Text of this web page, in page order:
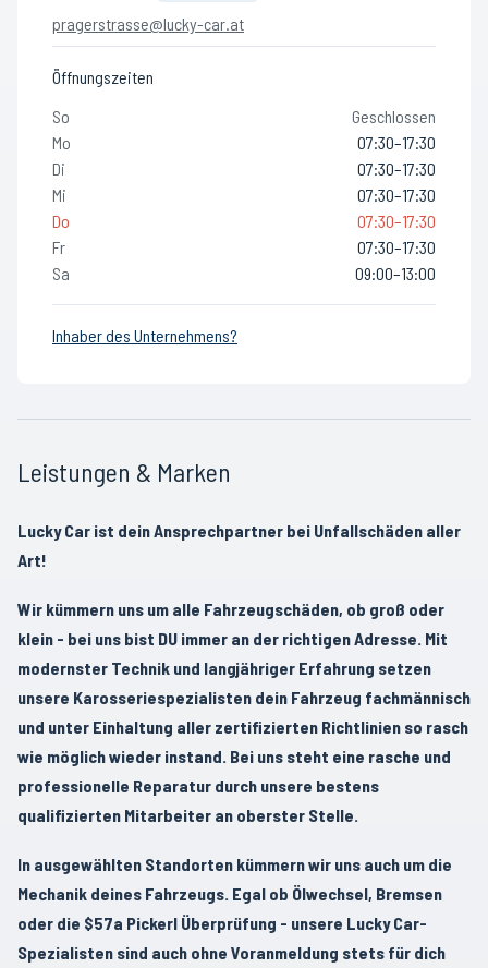
pragerstrasse@lucky-car.at
Öffnungszeiten
So
Geschlossen
Mo
07:30–17:30
Di
07:30–17:30
Mi
07:30–17:30
Do
07:30–17:30
Fr
07:30–17:30
Sa
09:00–13:00
Inhaber des Unternehmens?
Leistungen & Marken
Lucky Car ist dein Ansprechpartner bei Unfallschäden aller
Art!
Wir kümmern uns um alle Fahrzeugschäden, ob groß oder
klein - bei uns bist DU immer an der richtigen Adresse. Mit
modernster Technik und langjähriger Erfahrung setzen
unsere Karosseriespezialisten dein Fahrzeug fachmännisch
und unter Einhaltung aller zertifizierten Richtlinien so rasch
wie möglich wieder instand. Bei uns steht eine rasche und
professionelle Reparatur durch unsere bestens
qualifizierten Mitarbeiter an oberster Stelle.
In ausgewählten Standorten kümmern wir uns auch um die
Mechanik deines Fahrzeugs. Egal ob Ölwechsel, Bremsen
oder die $57a Pickerl Überprüfung - unsere Lucky Car-
Spezialisten sind auch ohne Voranmeldung stets für dich